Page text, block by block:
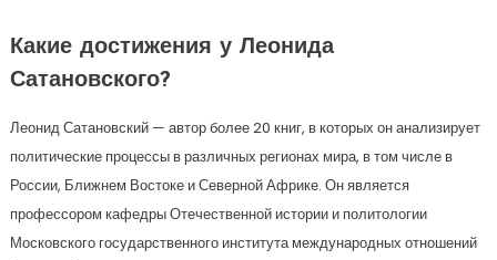
Какие достижения у Леонида
Сатановского?
Леонид Сатановский — автор более 20 книг, в которых он анализирует
политические процессы в различных регионах мира, в том числе в
России, Ближнем Востоке и Северной Африке. Он является
профессором кафедры Отечественной истории и политологии
Московского государственного института международных отношений